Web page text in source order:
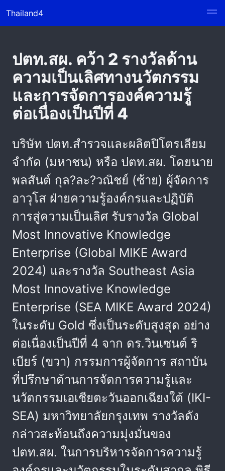
Thailand4
ปตท.สผ. คว้า 2 รางวัลด้าน
ความเป็นเลิศทางนวัตกรรม
และการจัดการองค์ความรู้
ต่อเนื่องเป็นปีที่ 4
บริษัท ปตท.สำรวจและผลิตปิโตรเลียม
จำกัด (มหาชน) หรือ ปตท.สผ. โดยนาย
พลสันต์ กุล?ละ?วณิชย์ (ซ้าย) ผู้จัดการ
อาวุโส ฝ่ายความรู้องค์กรและปฏิบัติ
การสู่ความเป็นเลิศ รับรางวัล Global
Most Innovative Knowledge
Enterprise (Global MIKE Award
2024) และรางวัล Southeast Asia
Most Innovative Knowledge
Enterprise (SEA MIKE Award 2024)
ในระดับ Gold ซึ่งเป็นระดับสูงสุด อย่าง
ต่อเนื่องเป็นปีที่ 4 จาก ดร.วินเซนต์ ริ
เบียร์ (ขวา) กรรมการผู้จัดการ สถาบัน
ที่ปรึกษาด้านการจัดการความรู้และ
นวัตกรรมเอเชียตะวันออกเฉียงใต้ (IKI-
SEA) มหาวิทยาลัยกรุงเทพ รางวัลดัง
กล่าวสะท้อนถึงความมุ่งมั่นของ
ปตท.สผ. ในการบริหารจัดการความรู้